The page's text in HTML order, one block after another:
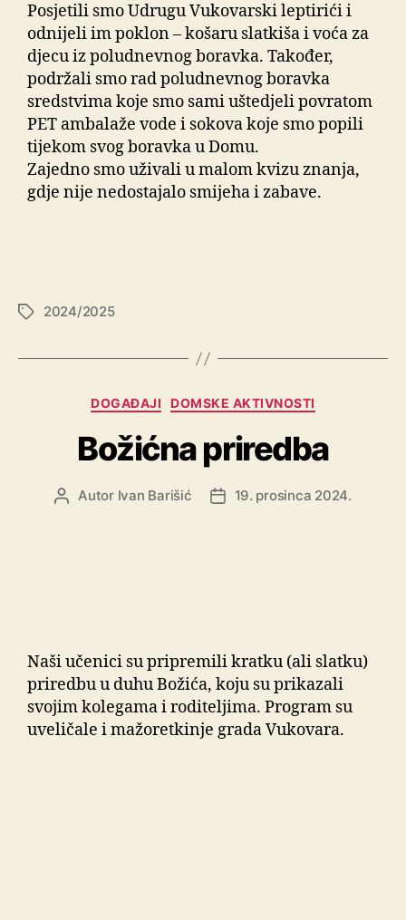
Posjetili smo Udrugu Vukovarski leptirići i
odnijeli im poklon – košaru slatkiša i voća za
djecu iz poludnevnog boravka. Također,
podržali smo rad poludnevnog boravka
sredstvima koje smo sami uštedjeli povratom
PET ambalaže vode i sokova koje smo popili
tijekom svog boravka u Domu.
Zajedno smo uživali u malom kvizu znanja,
gdje nije nedostajalo smijeha i zabave.
2024/2025
DOGAĐAJI DOMSKE AKTIVNOSTI
Božićna priredba
Autor Ivan Barišić 19. prosinca 2024.
Naši učenici su pripremili kratku (ali slatku)
priredbu u duhu Božića, koju su prikazali
svojim kolegama i roditeljima. Program su
uveličale i mažoretkinje grada Vukovara.